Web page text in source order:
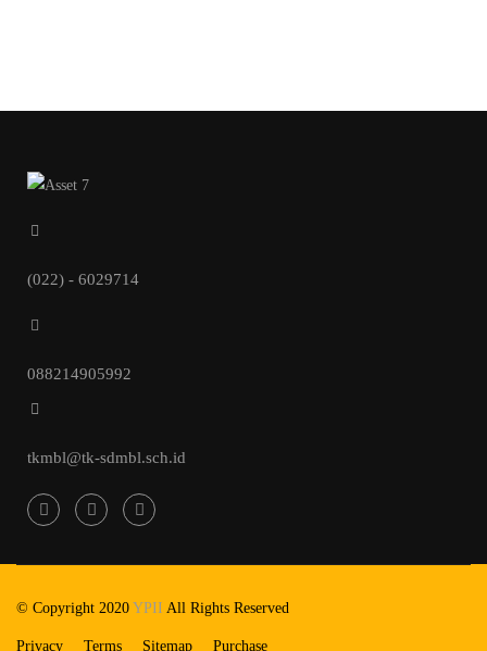
(022) - 6029714
088214905992
tkmbl@tk-sdmbl.sch.id
© Copyright 2020 YPII All Rights Reserved
Privacy Terms Sitemap Purchase